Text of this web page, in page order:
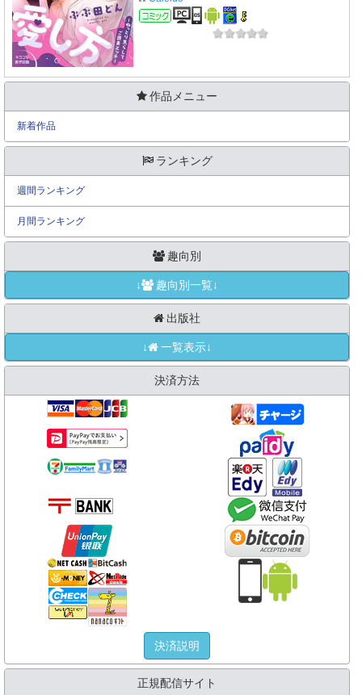
コミック
作品メニュー
新着作品
ランキング
週間ランキング
月間ランキング
趣向別
↓ 趣向別一覧↓
出版社
↓ 一覧表示↓
決済方法
決済説明
正規配信サイト